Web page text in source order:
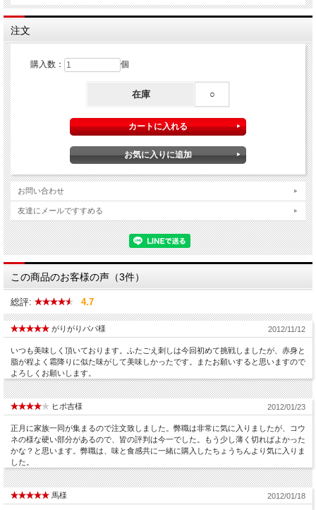
注文
購入数： 個
在庫 ○
お問い合わせ
友達にメールですすめる
この商品のお客様の声（3件）
総評: 4.7
がりがりパパ様 2012/11/12
いつも美味しく頂いております。ふたごえ刺しは今回初めて挑戦しましたが、赤身と
脂が程よく霜降りに似た味がして美味しかったです。またお願いすると思いますので
よろしくお願いします。
ヒポ吉様 2012/01/23
正月に家族一同が集まるので注文致しました。弊職は非常に気に入りましたが、コウ
ネの様な硬い部分があるので、皆の評判は今一でした。もう少し薄く切ればよかった
かな？と思います。弊職は、味と食感共に一緒に購入したちょうちんより気に入りま
した。
馬様 2012/01/18